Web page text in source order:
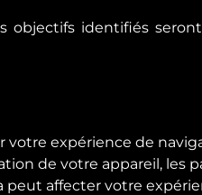
objectifs identifiés
expérience de
de votre appareil, les
affecter votre